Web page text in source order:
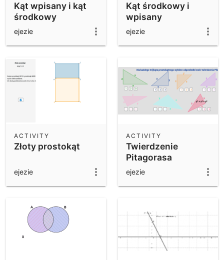
Community Resources
Get started with our Resources
Notes
App Downloads
Kąt wpisany i kąt
środkowy
ejezie
Kąt środkowy i
wpisany
ejezie
Złoty prostokąt
ACTIVITY
ejezie
Twierdzenie
Pitagorasa
ACTIVITY
ejezie